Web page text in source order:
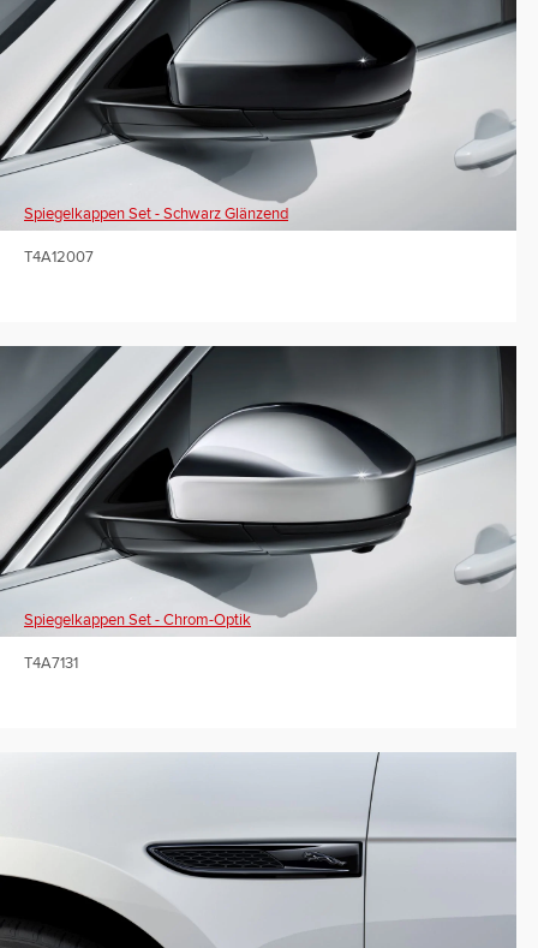
Spiegelkappen Set - Schwarz Glänzend
T4A12007
Spiegelkappen Set - Chrom-Optik
T4A7131